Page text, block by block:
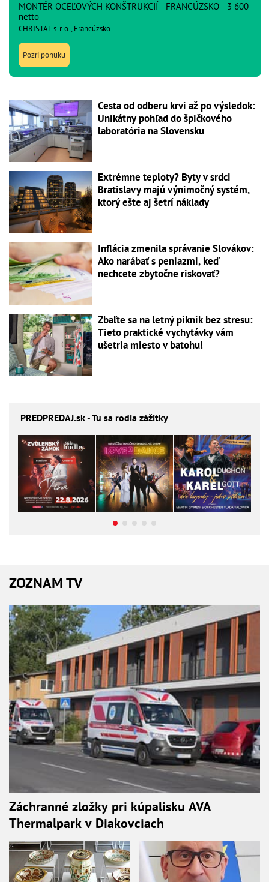
MONTÉR OCEĽOVÝCH KONŠTRUKCIÍ - FRANCÚZSKO - 3 600
netto
CHRISTAL s. r. o., Francúzsko
Pozri ponuku
Cesta od odberu krvi až po výsledok:
Unikátny pohľad do špičkového
laboratória na Slovensku
Extrémne teploty? Byty v srdci
Bratislavy majú výnimočný systém,
ktorý ešte aj šetrí náklady
Inflácia zmenila správanie Slovákov:
Ako narábať s peniazmi, keď
nechcete zbytočne riskovať?
Zbaľte sa na letný piknik bez stresu:
Tieto praktické vychytávky vám
ušetria miesto v batohu!
PREDPREDAJ.sk - Tu sa rodia zážitky
ZOZNAM TV
Záchranné zložky pri kúpalisku AVA
Thermalpark v Diakovciach